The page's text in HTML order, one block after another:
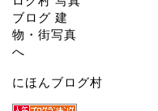
にほんブログ村